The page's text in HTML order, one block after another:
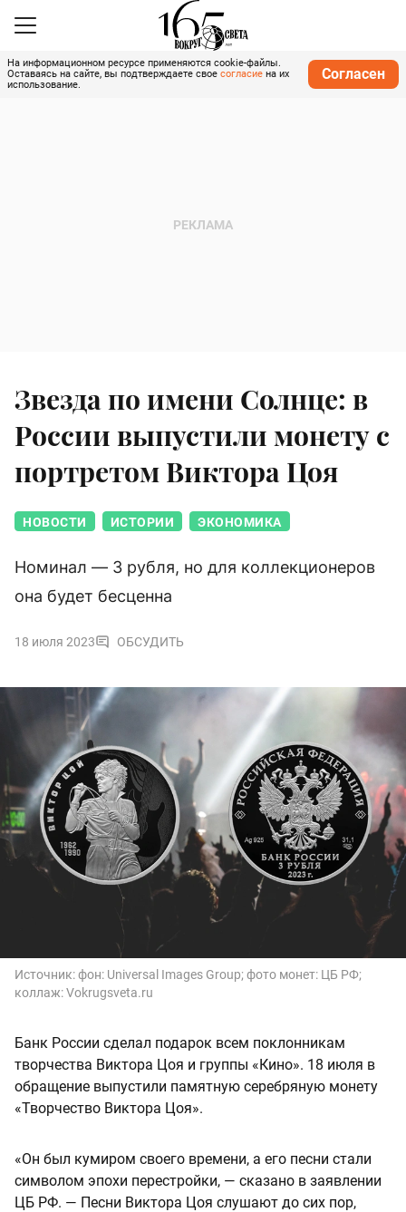
На информационном ресурсе применяются cookie-файлы.
Оставаясь на сайте, вы подтверждаете свое согласие на их
использование.
Согласен
Звезда по имени Солнце: в
России выпустили монету с
портретом Виктора Цоя
НОВОСТИ ИСТОРИИ ЭКОНОМИКА
Номинал — 3 рубля, но для коллекционеров
она будет бесценна
18 июля 2023 ОБСУДИТЬ
Источник:фон: Universal Images Group; фото монет: ЦБ РФ;
коллаж: Vokrugsveta.ru
Банк России сделал подарок всем поклонникам
творчества Виктора Цоя и группы «Кино». 18 июля в
обращение выпустили памятную серебряную монету
«Творчество Виктора Цоя».
«Он был кумиром своего времени, а его песни стали
символом эпохи перестройки, — сказано в заявлении
ЦБ РФ. — Песни Виктора Цоя слушают до сих пор,